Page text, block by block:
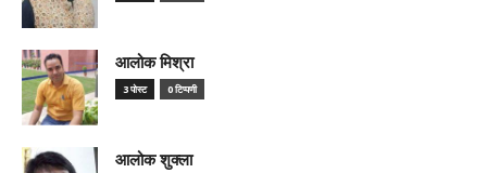
आलोक मिश्रा
3 पोस्ट 0 टिप्पणी
आलोक शुक्ला